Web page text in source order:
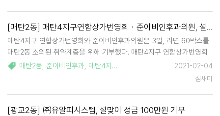
[매탄2동] 매탄4지구연합상가번영회・준이비인후과의원, 설맞이 복지사각지대 후원품 전달
매탄4지구 연합상가번영회와 준이비인후과의원은 3일, 라면 60박스를
매탄2동 소외된 취약계층을 위해 기부했다. 매탄4지구 연합상가번영회
와 준이비인후과의원은 지역사회 공헌을 꾸준히 실천해 왔으며 이번 나
눔 활동은 민족의 명절 설날을 맞아 어려운 이웃을 살피는 따뜻한 마음이
매탄2동, 준이비인후과, 매탄4지구연합상가번영회 ,2021-02-04
심새미
[광교2동] ㈜유알피시스템, 설맞이 성금 100만원 기부